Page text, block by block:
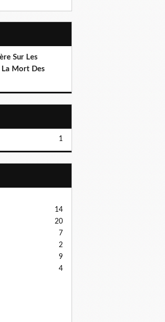
Sur Les
La Mort Des
1
14
20
7
2
9
4